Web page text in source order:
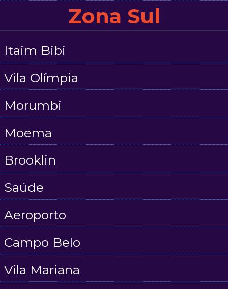
Zona Sul
Itaim Bibi
Vila Olímpia
Morumbi
Moema
Brooklin
Saúde
Aeroporto
Campo Belo
Vila Mariana